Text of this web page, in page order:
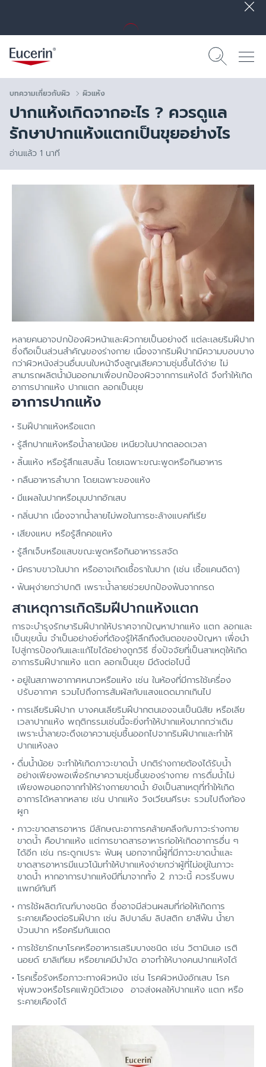
บทความเกี่ยวกับผิว ผิวแห้ง
ปากแห้งเกิดจากอะไร ? ควรดูแล
รักษาปากแห้งแตกเป็นขุยอย่างไร
อ่านแล้ว 1 นาที
หลายคนอาจปกป้องผิวหน้าและผิวกายเป็นอย่างดี แต่ละเลยริมฝีปาก
ซึ่งถือเป็นส่วนสำคัญของร่างกาย เนื่องจากริมฝีปากมีความบอบบาง
กว่าผิวหนังส่วนอื่นบนใบหน้าจึงสูญเสียความชุ่มชื้นได้ง่าย ไม่
สามารถผลิตน้ำมันออกมาเพื่อปกป้องผิวจากการแห้งได้ จึงทำให้เกิด
อาการปากแห้ง ปากแตก ลอกเป็นขุย
อาการปากแห้ง
ริมฝีปากแห้งหรือแตก
รู้สึกปากแห้งหรือน้ำลายน้อย เหนียวในปากตลอดเวลา
ลิ้นแห้ง หรือรู้สึกแสบลิ้น โดยเฉพาะขณะพูดหรือกินอาหาร
กลืนอาหารลำบาก โดยเฉพาะของแห้ง
มีแผลในปากหรือมุมปากอักเสบ
กลิ่นปาก เนื่องจากน้ำลายไม่พอในการชะล้างแบคทีเรีย
เสียงแหบ หรือรู้สึกคอแห้ง
รู้สึกเจ็บหรือแสบขณะพูดหรือกินอาหารรสจัด
มีคราบขาวในปาก หรืออาจเกิดเชื้อราในปาก (เช่น เชื้อแคนดิดา)
ฟันผุง่ายกว่าปกติ เพราะน้ำลายช่วยปกป้องฟันจากกรด
สาเหตุการเกิดริมฝีปากแห้งแตก
การจะบำรุงรักษาริมฝีปากให้ปราศจากปัญหาปากแห้ง แตก ลอกและ
เป็นขุยนั้น จำเป็นอย่างยิ่งที่ต้องรู้ให้ลึกถึงต้นตอของปัญหา เพื่อนำ
ไปสู่การป้องกันและแก้ไขได้อย่างถูกวิธี ซึ่งปัจจัยที่เป็นสาเหตุให้เกิด
อาการริมฝีปากแห้ง แตก ลอกเป็นขุย มีดังต่อไปนี้
อยู่ในสภาพอากาศหนาวหรือแห้ง เช่น ในห้องที่มีการใช้เครื่อง
ปรับอากาศ รวมไปถึงการสัมผัสกับแสงแดดมากเกินไป
การเลียริมฝีปาก บางคนเลียริมฝีปากตนเองจนเป็นนิสัย หรือเลีย
เวลาปากแห้ง พฤติกรรมเช่นนี้จะยิ่งทำให้ปากแห้งมากกว่าเดิม
เพราะน้ำลายจะดึงเอาความชุ่มชื้นออกไปจากริมฝีปากและทำให้
ปากแห้งลง
ดื่มน้ำน้อย จะทำให้เกิดภาวะขาดน้ำ ปกติร่างกายต้องได้รับน้ำ
อย่างเพียงพอเพื่อรักษาความชุ่มชื้นของร่างกาย การดื่มน้ำไม่
เพียงพอนอกจากทำให้ร่างกายขาดน้ำ ยังเป็นสาเหตุที่ทำให้เกิด
อาการได้หลากหลาย เช่น ปากแห้ง วิงเวียนศีรษะ รวมไปถึงท้อง
ผูก
ภาวะขาดสารอาหาร มีลักษณะอาการคล้ายคลึงกับภาวะร่างกาย
ขาดน้ำ คือปากแห้ง แต่การขาดสารอาหารก่อให้เกิดอาการอื่น ๆ
ได้อีก เช่น กระดูกเปราะ ฟันผุ นอกจากนี้ผู้ที่มีภาวะขาดน้ำและ
ขาดสารอาหารมีแนวโน้มทำให้ปากแห้งง่ายกว่าผู้ที่ไม่อยู่ในภาวะ
ขาดน้ำ หากอาการปากแห้งมีที่มาจากทั้ง 2 ภาวะนี้ ควรรีบพบ
แพทย์ทันที
การใช้ผลิตภัณฑ์บางชนิด ซึ่งอาจมีส่วนผสมที่ก่อให้เกิดการ
ระคายเคืองต่อริมฝีปาก เช่น ลิปบาล์ม ลิปสติก ยาสีฟัน น้ำยา
บ้วนปาก หรือครีมกันแดด
การใช้ยารักษาโรคหรืออาหารเสริมบางชนิด เช่น วิตามินเอ เรติ
นอยด์ ยาลิเทียม หรือยาเคมีบำบัด อาจทำให้บางคนปากแห้งได้
โรคเรื้อรังหรือภาวะทางผิวหนัง เช่น โรคผิวหนังอักเสบ โรค
พุ่มพวงหรือโรคแพ้ภูมิตัวเอง อาจส่งผลให้ปากแห้ง แตก หรือ
ระคายเคืองได้